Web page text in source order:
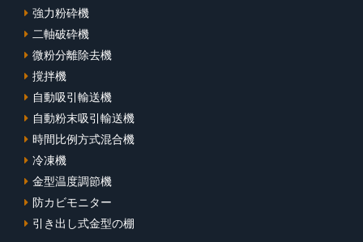
強力粉砕機
二軸破砕機
微粉分離除去機
撹拌機
自動吸引輸送機
自動粉末吸引輸送機
時間比例方式混合機
冷凍機
金型温度調節機
防カビモニター
引き出し式金型の棚